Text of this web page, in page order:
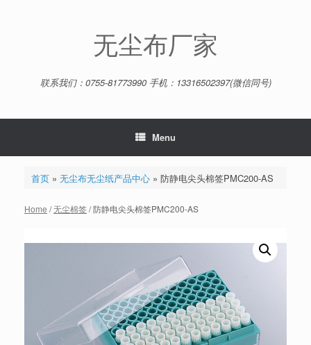
无尘布厂家
联系我们：0755-81773990 手机：13316502397(微信同号)
Menu
首页» 无尘布无尘纸产品中心» 防静电尖头棉签PMC200-AS
Home /无尘棉签/ 防静电尖头棉签PMC200-AS